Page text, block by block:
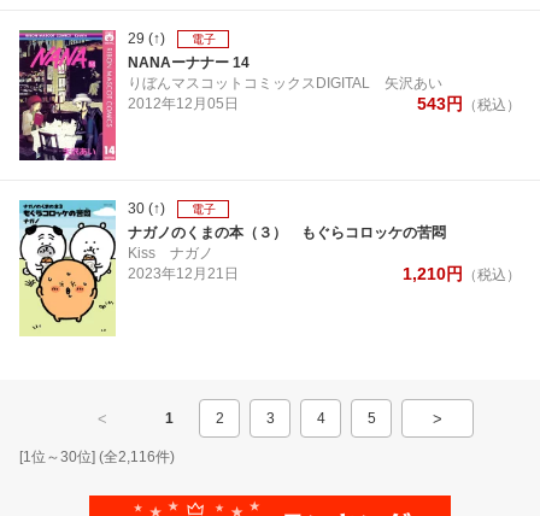
29 (↑) 電子
NANAーナナー 14
りぼんマスコットコミックスDIGITAL 矢沢あい
2012年12月05日 543円 （税込）
30 (↑) 電子
ナガノのくまの本（３） もぐらコロッケの苦悶
Kiss ナガノ
2023年12月 21日 1,210円 （税込）
< 1 2 3 4 5 >
[1位～30位] (全2,116件)